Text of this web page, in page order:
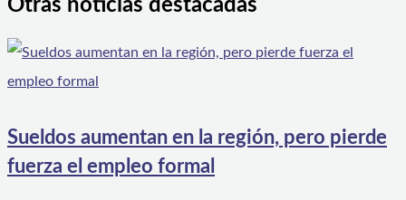
Otras noticias destacadas
Sueldos aumentan en la región, pero pierde
fuerza el empleo formal